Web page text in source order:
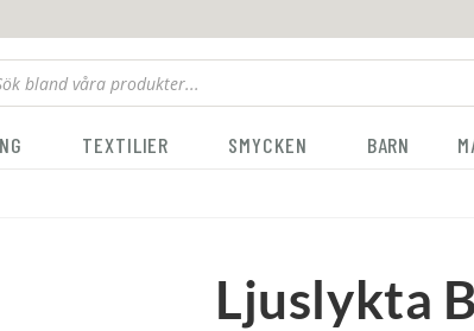
TEXTILIER SMYCKEN BARN
Ljuslykta